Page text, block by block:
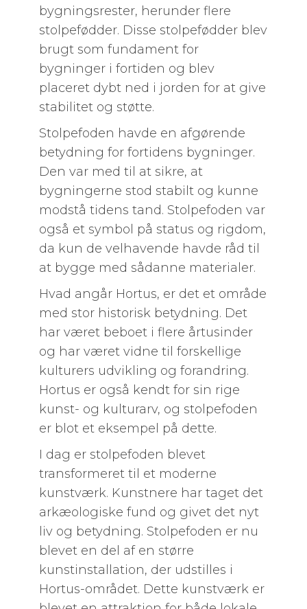
bygningsrester, herunder flere
stolpefødder. Disse stolpefødder blev
brugt som fundament for
bygninger i fortiden og blev
placeret dybt ned i jorden for at give
stabilitet og støtte.
Stolpefoden havde en afgørende
betydning for fortidens bygninger.
Den var med til at sikre, at
bygningerne stod stabilt og kunne
modstå tidens tand. Stolpefoden var
også et symbol på status og rigdom,
da kun de velhavende havde råd til
at bygge med sådanne materialer.
Hvad angår Hortus, er det et område
med stor historisk betydning. Det
har været beboet i flere årtusinder
og har været vidne til forskellige
kulturers udvikling og forandring.
Hortus er også kendt for sin rige
kunst- og kulturarv, og stolpefoden
er blot et eksempel på dette.
I dag er stolpefoden blevet
transformeret til et moderne
kunstværk. Kunstnere har taget det
arkæologiske fund og givet det nyt
liv og betydning. Stolpefoden er nu
blevet en del af en større
kunstinstallation, der udstilles i
Hortus-området. Dette kunstværk er